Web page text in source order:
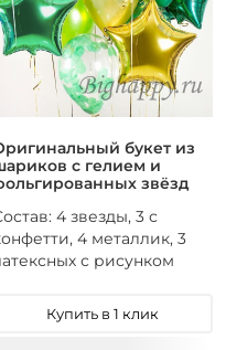
букет из
с гелием и
звёзд
4 звезды, 3 с
4 металлик, 3
с рисунком
Купить в 1 клик